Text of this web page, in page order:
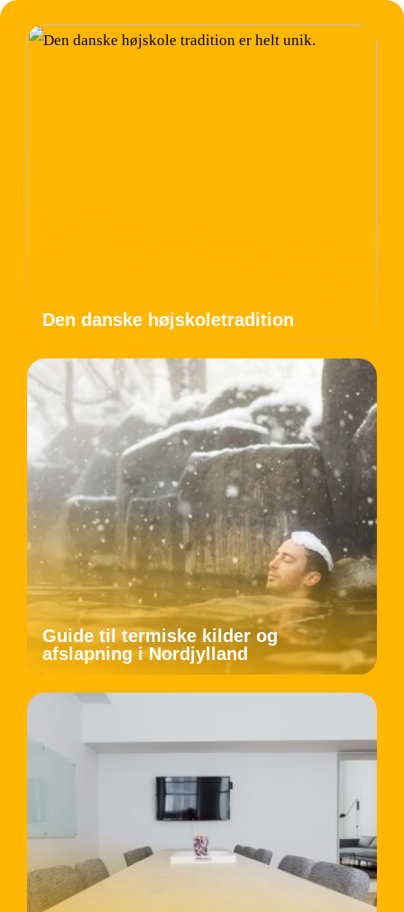
Den danske højskoletradition
Guide til termiske kilder og
afslapning i Nordjylland